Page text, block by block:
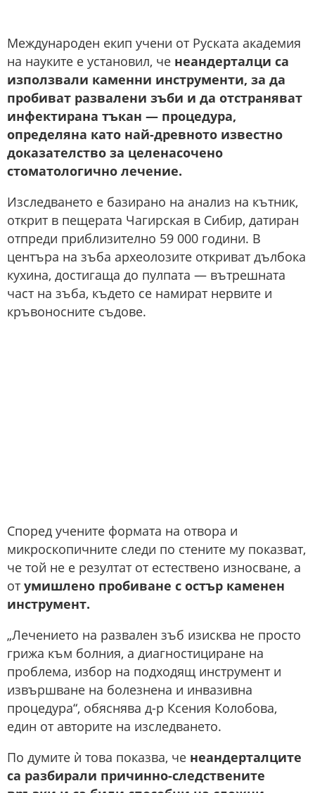
Международен екип учени от Руската академия
на науките е установил, че неандерталци са
използвали каменни инструменти, за да
пробиват развалени зъби и да отстраняват
инфектирана тъкан — процедура,
определяна като най-древното известно
доказателство за целенасочено
стоматологично лечение.
Изследването е базирано на анализ на кътник,
открит в пещерата Чагирская в Сибир, датиран
отпреди приблизително 59 000 години. В
центъра на зъба археолозите откриват дълбока
кухина, достигаща до пулпата — вътрешната
част на зъба, където се намират нервите и
кръвоносните съдове.
Според учените формата на отвора и
микроскопичните следи по стените му показват,
че той не е резултат от естествено износване, а
от умишлено пробиване с остър каменен
инструмент.
„Лечението на развален зъб изисква не просто
грижа към болния, а диагностициране на
проблема, избор на подходящ инструмент и
извършване на болезнена и инвазивна
процедура“, обяснява д-р Ксения Колобова,
един от авторите на изследването.
По думите ѝ това показва, че неандерталците
са разбирали причинно-следствените